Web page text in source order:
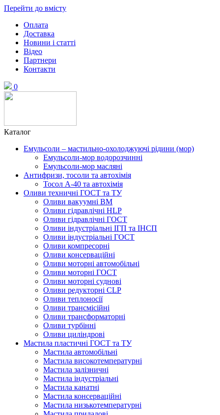
Перейти до вмісту
Оплата
Доставка
Новини і статті
Відео
Партнери
Контакти
0
Каталог
Емульсоли – мастильно-охолоджуючі рідини (мор)
Емульсоли-мор водорозчинні
Емульсоли-мор масляні
Антифризи, тосоли та автохімія
Тосол А-40 та автохімія
Оливи техничні ГОСТ та ТУ
Оливи вакуумні ВМ
Оливи гідравлічні HLP
Оливи гідравлічні ГОСТ
Оливи індустріальні ІГП та ІНСП
Оливи індустріальні ГОСТ
Оливи компресорні
Оливи консерваційні
Оливи моторні автомобільні
Оливи моторні ГОСТ
Оливи моторні суднові
Оливи редукторні CLP
Оливи теплоносії
Оливи трансмісійні
Оливи трансформаторні
Оливи турбінні
Оливи циліндрові
Мастила пластичні ГОСТ та ТУ
Мастила автомобільні
Мастила високотемпературні
Мастила залізничні
Мастила індустріальні
Мастила канатні
Мастила консерваційні
Мастила низькотемпературні